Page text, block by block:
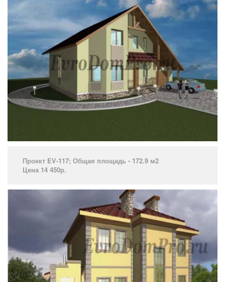
Проект EV-117; Общая площадь - 172.9 м2
Цена 14 450р.